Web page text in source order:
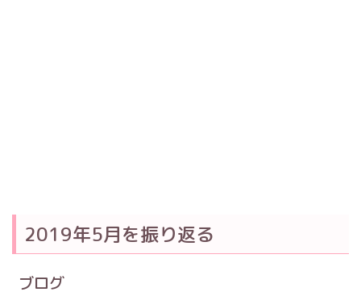
2019年5月を振り返る
ブログ